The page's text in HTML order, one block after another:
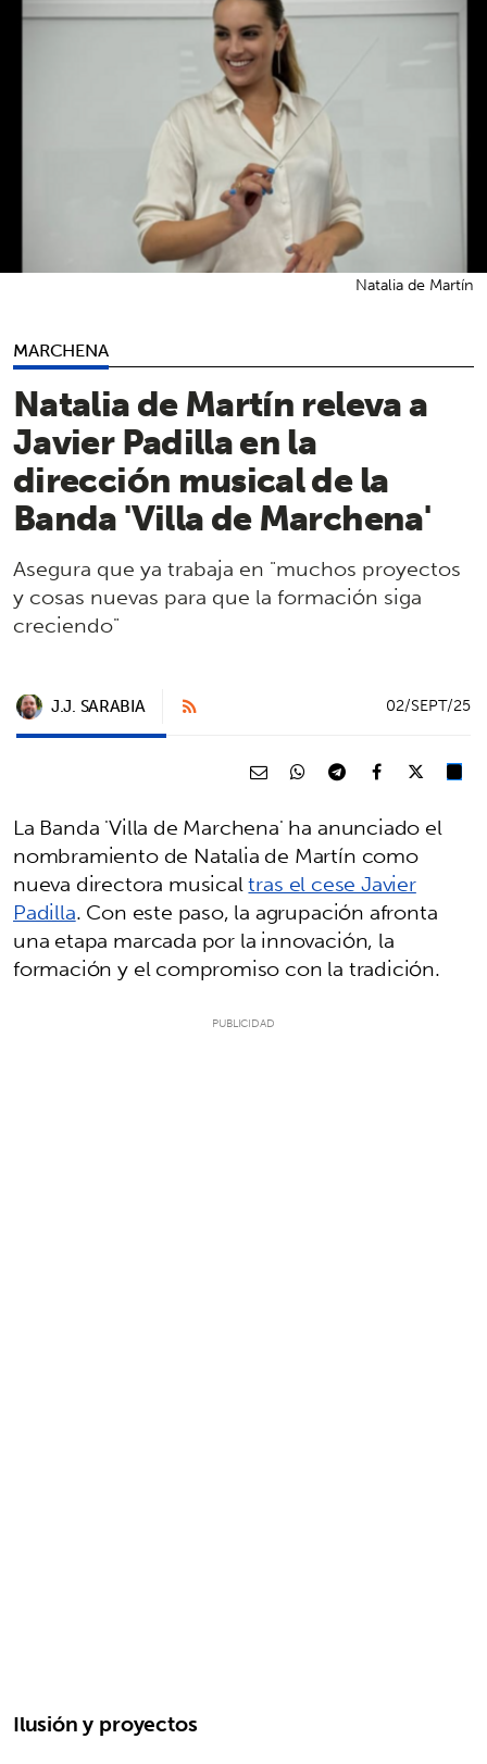
MARCHENA
Natalia de Martín releva a
Javier Padilla en la
dirección musical de la
Banda 'Villa de Marchena'
Asegura que ya trabaja en "muchos proyectos
y cosas nuevas para que la formación siga
creciendo"
Natalia de Martín
J.J. SARABIA 02/SEPT/25
La Banda 'Villa de Marchena' ha anunciado el
nombramiento de Natalia de Martín como
nueva directora musicaltras el cese Javier
Padilla. Con este paso, la agrupación afronta
una etapa marcada por la innovación, la
formación y el compromiso con la tradición.
Ilusión y proyectos